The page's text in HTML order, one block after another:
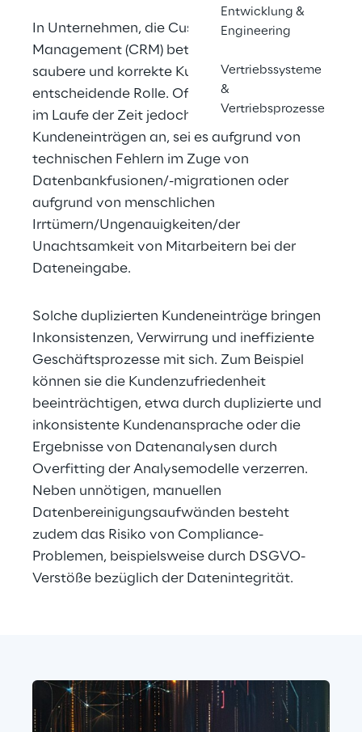
Entwicklung &
Engineering
Vertriebssysteme
&
Vertriebsprozesse
In Unternehmen, die Customer Relationship
Management (CRM) betreiben, spielen
saubere und korrekte Kundendaten eine
entscheidende Rolle. Oftmals sammeln sich
im Laufe der Zeit jedoch Duplikate von
Kundeneinträgen an, sei es aufgrund von
technischen Fehlern im Zuge von
Datenbankfusionen/-migrationen oder
aufgrund von menschlichen
Irrtümern/Ungenauigkeiten/der
Unachtsamkeit von Mitarbeitern bei der
Dateneingabe.
Solche duplizierten Kundeneinträge bringen
Inkonsistenzen, Verwirrung und ineffiziente
Geschäftsprozesse mit sich. Zum Beispiel
können sie die Kundenzufriedenheit
beeinträchtigen, etwa durch duplizierte und
inkonsistente Kundenansprache oder die
Ergebnisse von Datenanalysen durch
Overfitting der Analysemodelle verzerren.
Neben unnötigen, manuellen
Datenbereinigungsaufwänden besteht
zudem das Risiko von Compliance-
Problemen, beispielsweise durch DSGVO-
Verstöße bezüglich der Datenintegrität.